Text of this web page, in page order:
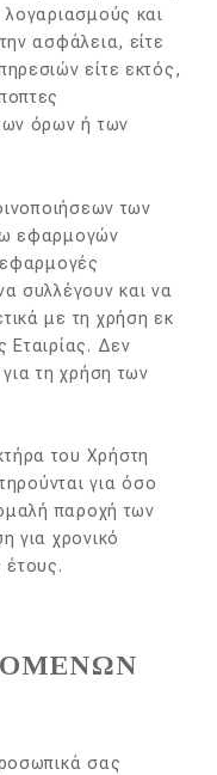
και
ασφάλεια, είτε
είτε εκτός,
όρων ή των
των
εφαρμογών
εφαρμογές
συλλέγουν και να
με τη χρήση εκ
Εταιρίας. Δεν
τη χρήση των
του Χρήστη
για όσο
παροχή των
για χρονικό
έτους.
σας